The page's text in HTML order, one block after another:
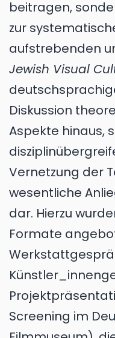
beitragen,
zur
aufstrebenden
Jewish Visual
Diskussion
Aspekte hinaus,
Vernetzung der
wesentliche
dar. Hierzu
Formate
Screening im